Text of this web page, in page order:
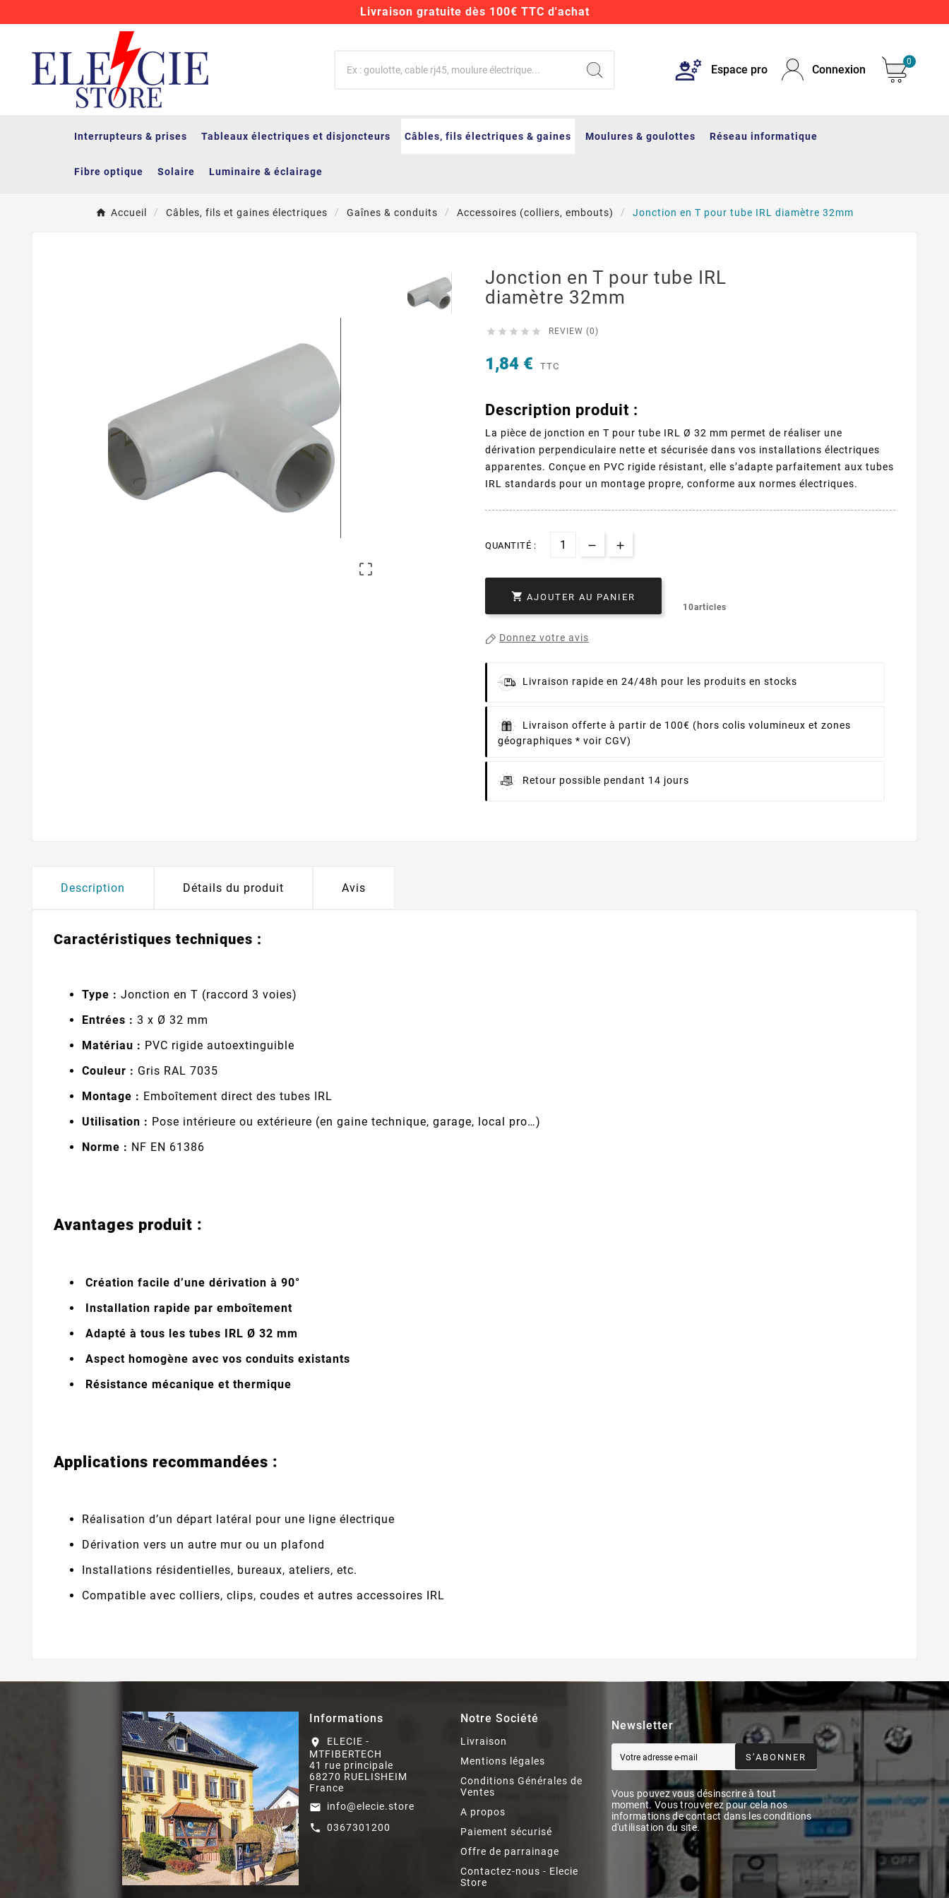
Livraison gratuite dès 100€ TTC d'achat
Espace pro Connexion
0
Interrupteurs & prises Tableaux électriques et disjoncteurs Câbles, fils électriques & gaines Moulures & goulottes Réseau informatique
Fibre optique Solaire Luminaire & éclairage
Accueil Câbles, fils et gaines électriques Gaînes & conduits Accessoires (colliers, embouts) Jonction en T pour tube IRL diamètre 32mm

Jonction en T pour tube IRL
diamètre 32mm
     REVIEW (0)
1,84 € TTC
Description produit :
La pièce de jonction en T pour tube IRL Ø 32 mm permet de réaliser une
dérivation perpendiculaire nette et sécurisée dans vos installations électriques
apparentes. Conçue en PVC rigide résistant, elle s’adapte parfaitement aux tubes
IRL standards pour un montage propre, conforme aux normes électriques.
QUANTITÉ :
 AJOUTER AU PANIER
10articles
Donnez votre avis
Livraison rapide en 24/48h pour les produits en stocks
Livraison offerte à partir de 100€ (hors colis volumineux et zones
géographiques * voir CGV)
Retour possible pendant 14 jours
Description Détails du produit Avis
Caractéristiques techniques :
Type : Jonction en T (raccord 3 voies)
Entrées : 3 x Ø 32 mm
Matériau : PVC rigide autoextinguible
Couleur : Gris RAL 7035
Montage : Emboîtement direct des tubes IRL
Utilisation : Pose intérieure ou extérieure (en gaine technique, garage, local pro…)
Norme : NF EN 61386
Avantages produit :
Création facile d’une dérivation à 90°
Installation rapide par emboîtement
Adapté à tous les tubes IRL Ø 32 mm
Aspect homogène avec vos conduits existants
Résistance mécanique et thermique
Applications recommandées :
Réalisation d’un départ latéral pour une ligne électrique
Dérivation vers un autre mur ou un plafond
Installations résidentielles, bureaux, ateliers, etc.
Compatible avec colliers, clips, coudes et autres accessoires IRL
Informations
location_on
ELECIE -
MTFIBERTECH
41 rue principale
68270 RUELISHEIM
France
email info@elecie.store
call 0367301200
Notre Société
Livraison
Mentions légales
Conditions Générales de
Ventes
A propos
Paiement sécurisé
Offre de parrainage
Contactez-nous - Elecie
Store
Newsletter
S’ABONNER
Vous pouvez vous désinscrire à tout
moment. Vous trouverez pour cela nos
informations de contact dans les conditions
d'utilisation du site.